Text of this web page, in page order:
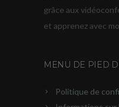
grâce aux
et apprenez avec
MENU DE PIED
Politique de